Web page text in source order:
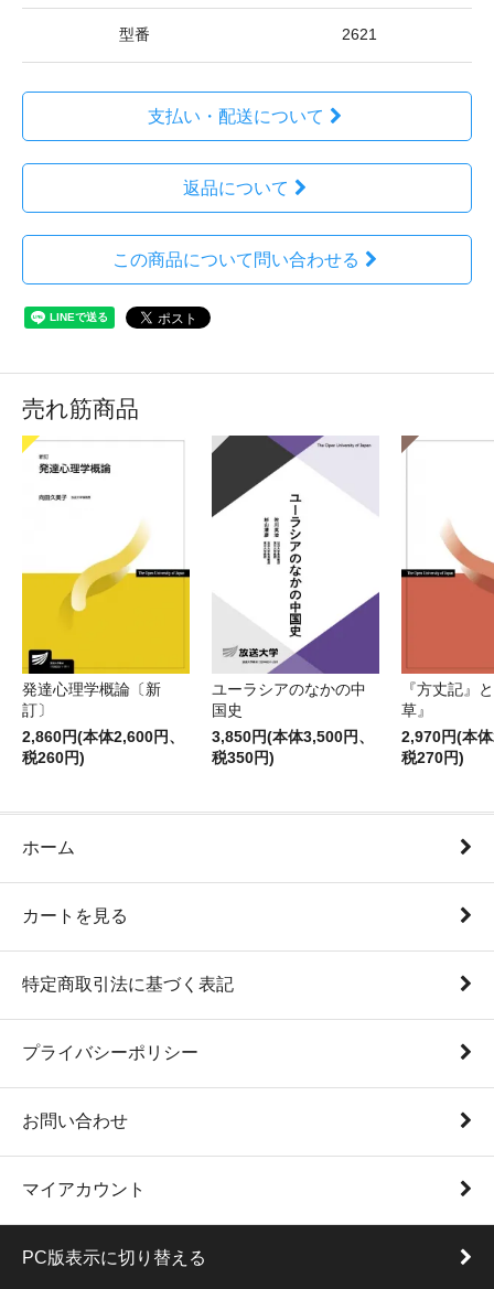
型番 2621
支払い・配送について
返品について
この商品について問い合わせる
売れ筋商品
発達心理学概論〔新
訂〕
2,860円(本体2,600円、
税260円)
ユーラシアのなかの中
国史
3,850円(本体3,500円、
税350円)
『方丈記』
草』
2,970円(本
税270円)
ホーム
カートを見る
特定商取引法に基づく表記
プライバシーポリシー
お問い合わせ
マイアカウント
PC版表示に切り替える